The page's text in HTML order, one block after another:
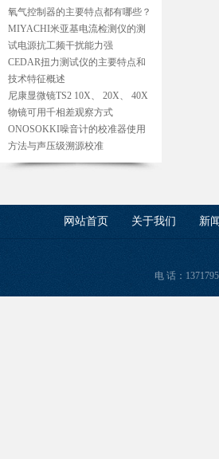
氧气控制器的主要特点都有哪些？
MIYACHI米亚基电流检测仪的测
试电源抗工频干扰能力强
CEDAR扭力测试仪的主要特点和
技术特征概述
尼康显微镜TS2 10X、 20X、 40X
物镜可用千相差观察方式
ONOSOKKI噪音计的校准器使用
方法与声压级溯源校准
网站首页 关于我们 新
电 话：